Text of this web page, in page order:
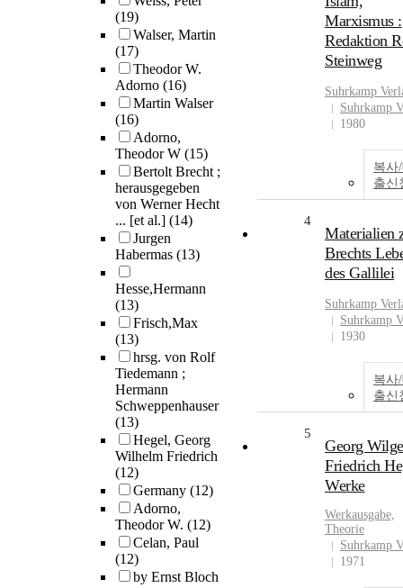
(19)
Walser, Martin
(17)
Theodor W.
Adorno (16)
Martin Walser
(16)
Adorno,
Theodor W (15)
Bertolt Brecht ;
herausgegeben
von Werner Hecht
... [et al.] (14)
Jurgen
Habermas (13)
Hesse,Hermann
(13)
Frisch,Max
(13)
hrsg. von Rolf
Tiedemann ;
Hermann
Schweppenhauser
(13)
Hegel, Georg
Wilhelm Friedrich
(12)
Germany (12)
Adorno,
Theodor W. (12)
Celan, Paul
(12)
by Ernst Bloch
Marxismus :
Redaktion
Steinweg
Suhrkamp
Suhrkamp
1980
복사
출신
4
Materialien
Brechts
des Gallilei
Suhrkamp
Suhrkamp
1930
복사
출신
5
Georg
Friedrich
Werke
Werkausgabe,
Theorie
Suhrkamp
1971